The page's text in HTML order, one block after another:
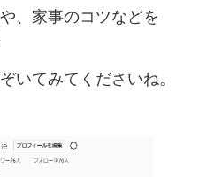
、家事のコツなどを
いてみてくださいね。